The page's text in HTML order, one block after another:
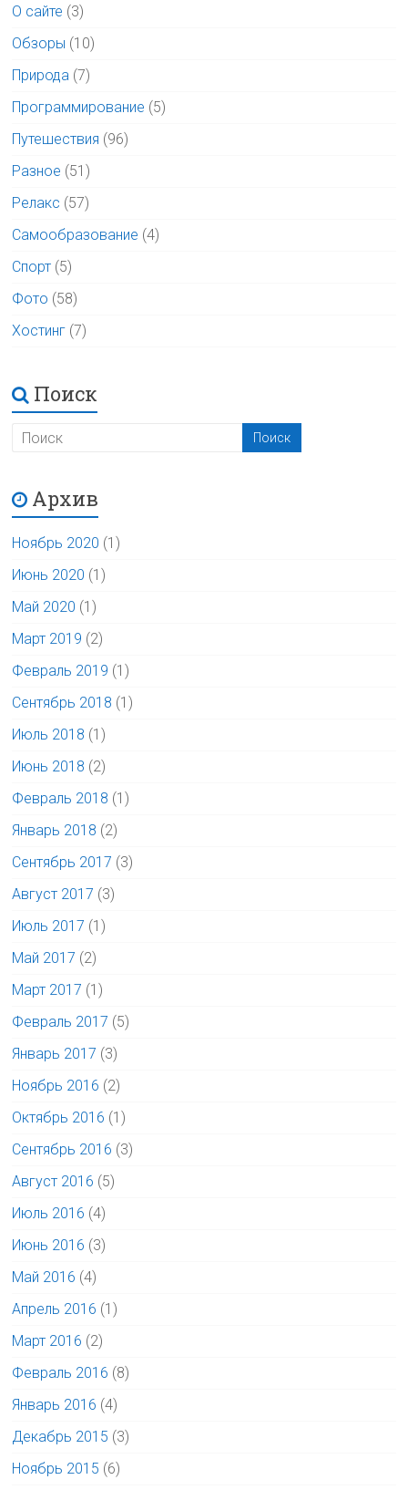
О сайте (3)
Обзоры (10)
Природа (7)
Программирование (5)
Путешествия (96)
Разное (51)
Релакс (57)
Самообразование (4)
Спорт (5)
Фото (58)
Хостинг (7)
Поиск
Архив
Ноябрь 2020 (1)
Июнь 2020 (1)
Май 2020 (1)
Март 2019 (2)
Февраль 2019 (1)
Сентябрь 2018 (1)
Июль 2018 (1)
Июнь 2018 (2)
Февраль 2018 (1)
Январь 2018 (2)
Сентябрь 2017 (3)
Август 2017 (3)
Июль 2017 (1)
Май 2017 (2)
Март 2017 (1)
Февраль 2017 (5)
Январь 2017 (3)
Ноябрь 2016 (2)
Октябрь 2016 (1)
Сентябрь 2016 (3)
Август 2016 (5)
Июль 2016 (4)
Июнь 2016 (3)
Май 2016 (4)
Апрель 2016 (1)
Март 2016 (2)
Февраль 2016 (8)
Январь 2016 (4)
Декабрь 2015 (3)
Ноябрь 2015 (6)